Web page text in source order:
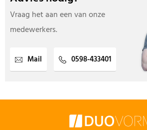
Vraag het aan een van onze
medewerkers.
Mail 0598-433401